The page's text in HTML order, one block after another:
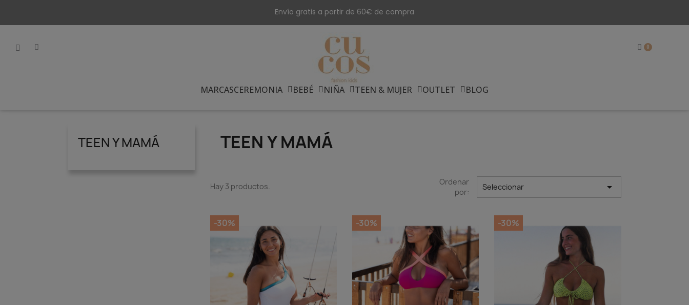
Envío gratis a partir de 60€ de compra
MARCASCEREMONIA BEBÉ NIÑA TEEN & MUJER OUTLET BLOG
TEEN Y MAMÁ TEEN Y MAMÁ
Hay 3 productos.
Ordenar
por:
Seleccionar 
-30% -30% -30%